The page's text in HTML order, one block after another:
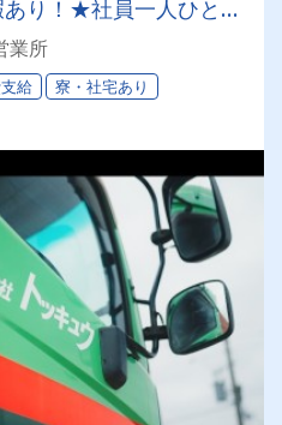
り！★社員一人ひとり
の安定企業！＜未経験
ー＞
業所
給
寮・社宅あり